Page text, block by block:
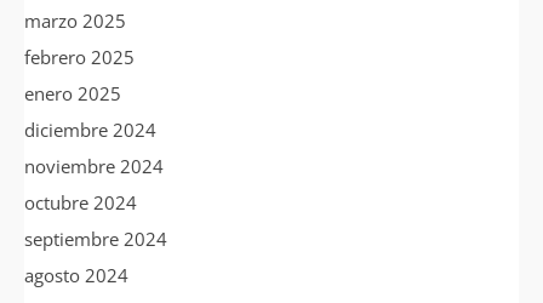
marzo 2025
febrero 2025
enero 2025
diciembre 2024
noviembre 2024
octubre 2024
septiembre 2024
agosto 2024